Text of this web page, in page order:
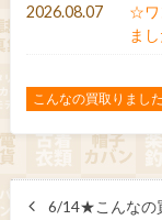
2026.08.07
☆ワ
ま
こんなの買取りました
6/14★こんなの